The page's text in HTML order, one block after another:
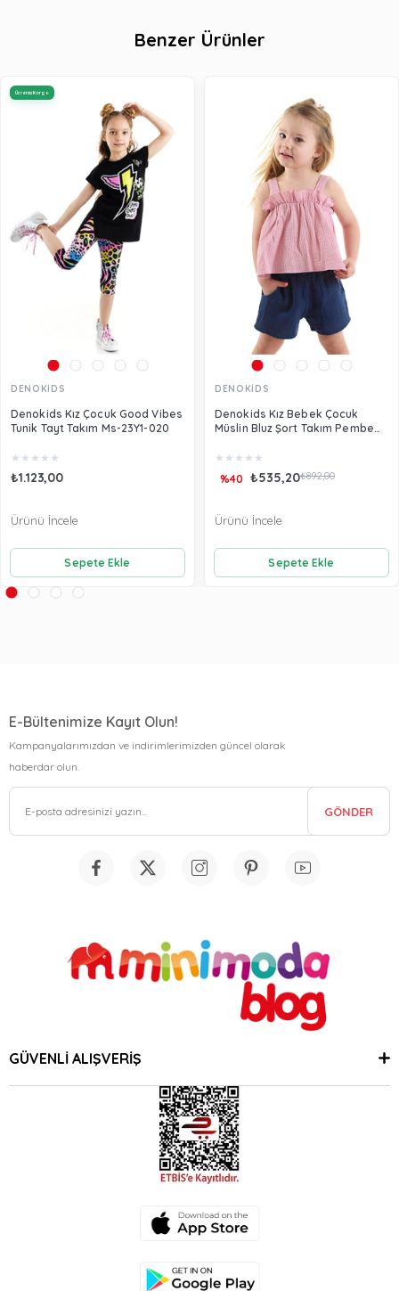
Benzer Ürünler
DENOKİDS
Denokids Kız Çocuk Good Vibes
Tunik Tayt Takım Ms-23Y1-020
★ ★ ★ ★ ★
₺1.123,00
Sepete Ekle
Ürünü İncele
Ücretsiz Kargo
DENOKİDS
Denokids Kız Bebek Çocuk
Müslin Bluz Şort Takım Pembe
★ ★ ★ ★ ★
₺535,20₺892,00
%40
Sepete Ekle
Ürünü İncele
E-Bültenimize Kayıt Olun!
Kampanyalarımızdan ve indirimlerimizden güncel olarak
haberdar olun.
GÖNDER
GÜVENLİ ALIŞVERİŞ